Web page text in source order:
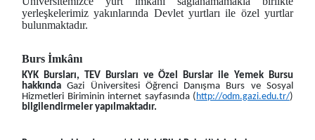
yerleşkelerimiz yakınlarında Devlet yurtları ile özel yurtlar
bulunmaktadır.
Burs İmkânı
KYK Bursları, TEV Bursları ve Özel Burslar ile Yemek Bursu
hakkında Gazi Üniversitesi Öğrenci Danışma Burs ve Sosyal
Hizmetleri Biriminin internet sayfasında (http://odm.gazi.edu.tr/)
bilgilendirmeler yapılmaktadır.